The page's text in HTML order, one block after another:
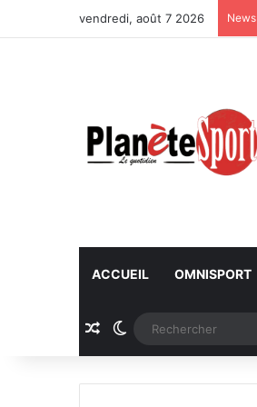
vendredi, août 7 2026 News
ACCUEIL OMNISPORT
Article Aléatoire
Switch skin